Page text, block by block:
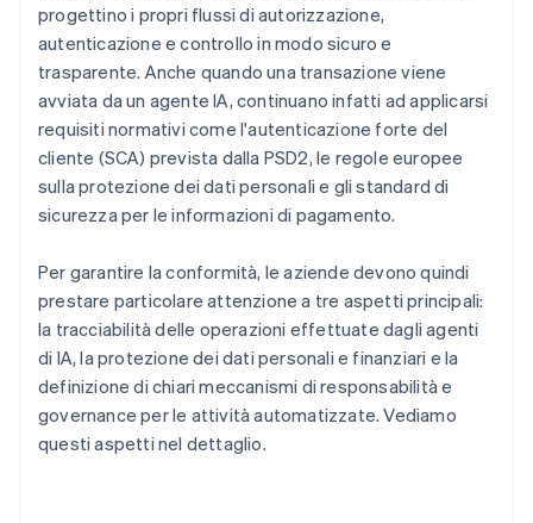
progettino i propri flussi di autorizzazione,
autenticazione e controllo in modo sicuro e
trasparente. Anche quando una transazione viene
avviata da un agente IA, continuano infatti ad applicarsi
requisiti normativi come l'autenticazione forte del
cliente (SCA) prevista dalla PSD2, le regole europee
sulla protezione dei dati personali e gli standard di
sicurezza per le informazioni di pagamento.
Per garantire la conformità, le aziende devono quindi
prestare particolare attenzione a tre aspetti principali:
la tracciabilità delle operazioni effettuate dagli agenti
di IA, la protezione dei dati personali e finanziari e la
definizione di chiari meccanismi di responsabilità e
governance per le attività automatizzate. Vediamo
questi aspetti nel dettaglio.